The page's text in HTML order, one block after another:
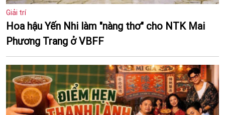
Giải trí
Hoa hậu Yến Nhi làm "nàng thơ" cho NTK Mai
Phương Trang ở VBFF